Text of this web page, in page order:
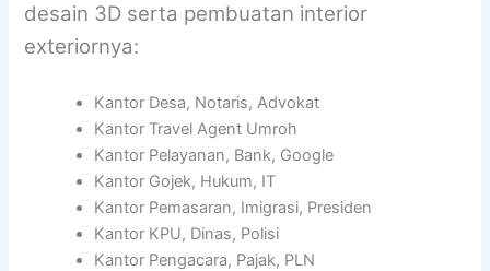
desain 3D serta pembuatan interior
exteriornya:
Kantor Desa, Notaris, Advokat
Kantor Travel Agent Umroh
Kantor Pelayanan, Bank, Google
Kantor Gojek, Hukum, IT
Kantor Pemasaran, Imigrasi, Presiden
Kantor KPU, Dinas, Polisi
Kantor Pengacara, Pajak, PLN